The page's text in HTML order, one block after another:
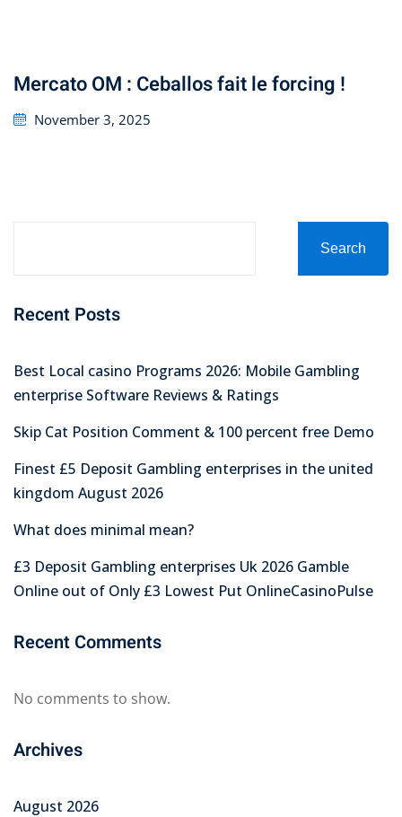
Mercato OM : Ceballos fait le forcing !
Posted
November 3, 2025
Search
Recent Posts
Best Local casino Programs 2026: Mobile Gambling
enterprise Software Reviews & Ratings
Skip Cat Position Comment & 100 percent free Demo
Finest £5 Deposit Gambling enterprises in the united
kingdom August 2026
What does minimal mean?
£3 Deposit Gambling enterprises Uk 2026 Gamble
Online out of Only £3 Lowest Put OnlineCasinoPulse
Recent Comments
No comments to show.
Archives
August 2026